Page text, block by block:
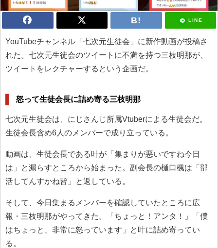
LINE
YouTubeチャンネル「七次元生徒会」に新作動画が投稿さ
れた。七次元生徒会のツイートに不満を持つ三枝明那が、
ツイートをレクチャーするという企画だ。
怒って生徒会長に詰め寄る三枝明那
七次元生徒会は、にじさんじ所属Vtuberによる生徒会だ。
生徒会長含め6人のメンバーで成り立っている。
動画は、生徒会長である叶が「集まりが悪いですね今日
は」と漏らすところから始まった。副会長の樋口楓は「部
活してんすかね皆」と返している。
そして、今日集まるメンバーを確認していたところに広
報・三枝明那がやってきた。「ちょっと！アンタ！」「僕
はちょっと、非常に怒っています」と叶に詰め寄ってい
る。